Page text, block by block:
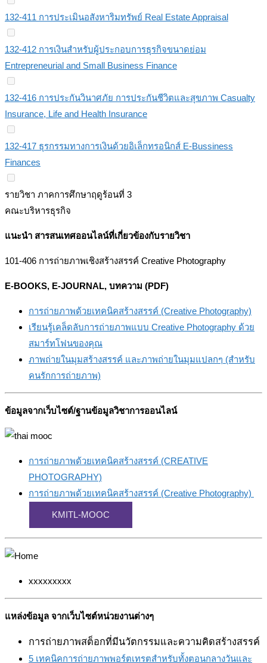
132-411 การประเมินอสังหาริมทรัพย์ Real Estate Appraisal
132-412 การเงินสำหรับผู้ประกอบการธุรกิจขนาดย่อม
Entrepreneurial and Small Business Finance
132-416 การประกันวินาศภัย การประกันชีวิตและสุขภาพ Casualty
Insurance, Life and Health Insurance
132-417 ธุรกรรมทางการเงินด้วยอิเล็กทรอนิกส์ E-Bussiness
Finances
รายวิชา ภาคการศึกษาฤดูร้อนที่ 3
คณะบริหารธุรกิจ
แนะนำ สารสนเทศออนไลน์ที่เกี่ยวข้องกับรายวิชา
101-406 การถ่ายภาพเชิงสร้างสรรค์ Creative Photography
E-BOOKS, E-JOURNAL, บทความ (PDF)
การถ่ายภาพด้วยเทคนิคสร้างสรรค์ (Creative Photography)
เรียนรู้เคล็ดลับการถ่ายภาพแบบ Creative Photography ด้วย
สมาร์ทโฟนของคุณ
ภาพถ่ายในมุมสร้างสรรค์ และภาพถ่ายในมุมแปลกๆ (สำหรับ
คนรักการถ่ายภาพ)
ข้อมูลจากเว็บไซต์/ฐานข้อมูลวิชาการออนไลน์
การถ่ายภาพด้วยเทคนิคสร้างสรรค์ (CREATIVE
PHOTOGRAPHY)
การถ่ายภาพด้วยเทคนิคสร้างสรรค์ (Creative Photography)
KMITL-MOOC
xxxxxxxxx
แหล่งข้อมูล จากเว็บไซต์หน่วยงานต่างๆ
การถ่ายภาพสต็อกที่มีนวัตกรรมและความคิดสร้างสรรค์
5 เทคนิคการถ่ายภาพพอร์ตเทรตสำหรับทั้งตอนกลางวันและ